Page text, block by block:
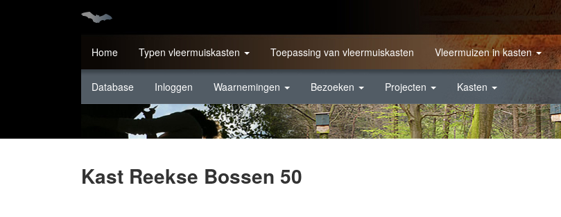
Home Typen vleermuiskasten Toepassing van vleermuiskasten Vleermuizen in kasten
Database Inloggen Waarnemingen Bezoeken Projecten Kasten
Kast Reekse Bossen 50